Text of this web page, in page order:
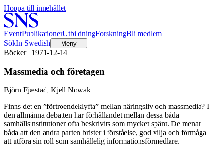
Hoppa till innehållet
EventPublikationerUtbildningForskningBli medlem
SökIn Swedish Meny
Böcker | 1971-12-14
Massmedia och företagen
Björn Fjæstad, Kjell Nowak
Finns det en ”förtroendeklyfta” mellan näringsliv och massmedia? I
den allmänna debatten har förhållandet mellan dessa båda
samhällsinstitutioner ofta beskrivits som mycket spänt. De menar
båda att den andra parten brister i förståelse, god vilja och förmåga
att utföra sin roll som samhällelig informationsförmedlare.